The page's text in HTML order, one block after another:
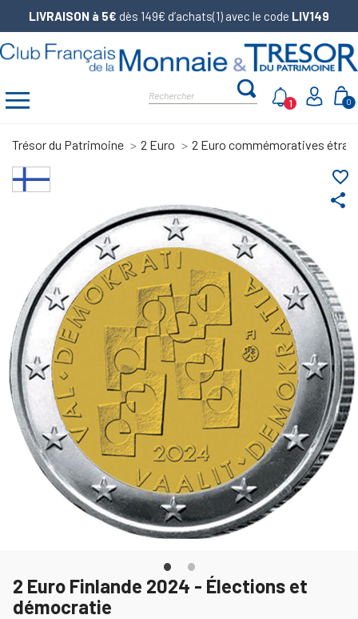
LIVRAISON à 5€ dès 149€ d’achats(1) avec le code LIV149
0
1
Trésor du Patrimoine 2 Euro 2 Euro commémoratives
share
favorite_border
2 Euro Finlande 2024 - Élections et
démocratie